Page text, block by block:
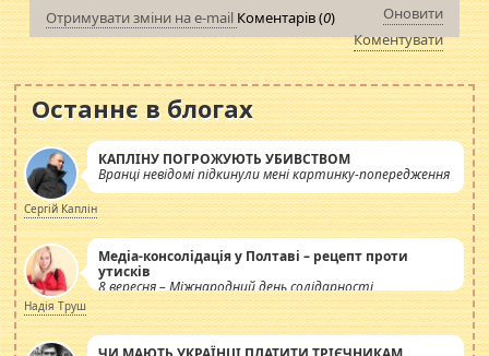
Отримувати зміни на e-mail Коментарів (0)
Оновити
Коментувати
Останнє в блогах
КАПЛІНУ ПОГРОЖУЮТЬ УБИВСТВОМ
Вранці невідомі підкинули мені картинку-попередження
Сергій Каплін
Медіа-консолідація у Полтаві – рецепт проти
утисків
8 вересня – Міжнародний день солідарності
журналістів.
Надія Труш